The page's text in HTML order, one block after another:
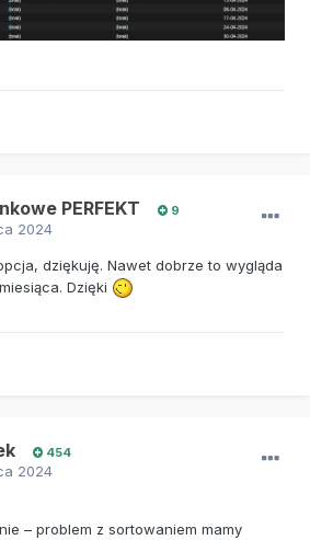
PERFEKT 9
2024
dziękuję. Nawet dobrze to wygląda
Dzięki
454
2024
– problem z sortowaniem mamy